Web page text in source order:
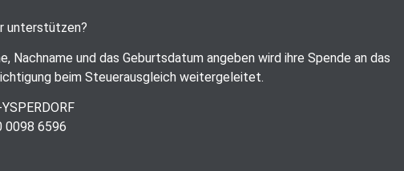
unterstützen?
Nachname und das Geburtsdatum angeben wird ihre Spende an das
beim Steuerausgleich weitergeleitet.
0098 6596